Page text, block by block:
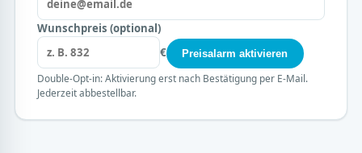
Wunschpreis (optional)
€
Preisalarm aktivieren
Double-Opt-in: Aktivierung erst nach Bestätigung per E-Mail.
Jederzeit abbestellbar.